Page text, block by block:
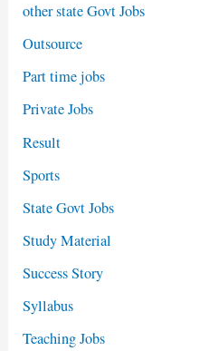
other state Govt Jobs
Outsource
Part time jobs
Private Jobs
Result
Sports
State Govt Jobs
Study Material
Success Story
Syllabus
Teaching Jobs